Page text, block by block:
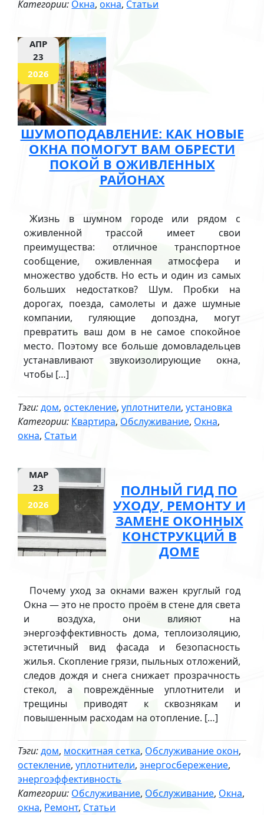
Категории: Окна,окна, Статьи
АПР
23
2026
ШУМОПОДАВЛЕНИЕ: КАК НОВЫЕ
ОКНА ПОМОГУТ ВАМ ОБРЕСТИ
ПОКОЙ В ОЖИВЛЕННЫХ
РАЙОНАХ
Жизнь в шумном городе или рядом с
оживленной трассой имеет свои
преимущества: отличное транспортное
сообщение, оживленная атмосфера и
множество удобств. Но есть и один из самых
больших недостатков? Шум. Пробки на
дорогах, поезда, самолеты и даже шумные
компании, гуляющие допоздна, могут
превратить ваш дом в не самое спокойное
место. Поэтому все больше домовладельцев
устанавливают звукоизолирующие окна,
чтобы […]
Тэги: дом,остекление,уплотнители,установка
Категории: Квартира, Обслуживание, Окна,
окна, Статьи
МАР
23
2026
ПОЛНЫЙ ГИД ПО
УХОДУ, РЕМОНТУ И
ЗАМЕНЕ ОКОННЫХ
КОНСТРУКЦИЙ В
ДОМЕ
Почему уход за окнами важен круглый год
Окна — это не просто проём в стене для света
и воздуха, они влияют на
энергоэффективность дома, теплоизоляцию,
эстетичный вид фасада и безопасность
жилья. Скопление грязи, пыльных отложений,
следов дождя и снега снижает прозрачность
стекол, а повреждённые уплотнители и
трещины приводят к сквознякам и
повышенным расходам на отопление. […]
Тэги: дом, москитная сетка, Обслуживание окон,
остекление,уплотнители,энергосбережение,
энергоэффективность
Категории: Обслуживание, Обслуживание, Окна,
окна, Ремонт, Статьи